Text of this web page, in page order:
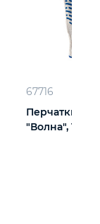
67716
Перчатки х/
"Волна", 10